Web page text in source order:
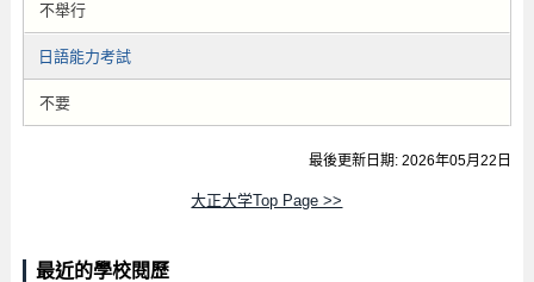
不舉行
日語能力考試
不要
最後更新日期: 2026年05月22日
大正大学Top Page >>
最近的學校閱歷